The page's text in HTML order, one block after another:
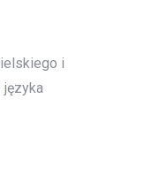
i
języka